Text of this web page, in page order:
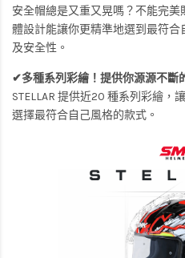
安全帽總是又重又晃嗎？不能完
體設計能讓你更精準地選到最符
及安全性。
✔多種系列彩繪！提供你源源不斷
STELLAR 提供近20 種系列彩繪，
選擇最符合自己風格的款式。